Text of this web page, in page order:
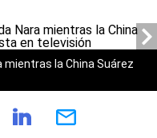
mientras la China Suárez